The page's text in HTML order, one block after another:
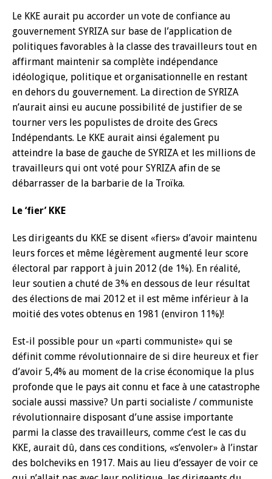
Le KKE aurait pu accorder un vote de confiance au
gouvernement SYRIZA sur base de l’application de
politiques favorables à la classe des travailleurs tout en
affirmant maintenir sa complète indépendance
idéologique, politique et organisationnelle en restant
en dehors du gouvernement. La direction de SYRIZA
n’aurait ainsi eu aucune possibilité de justifier de se
tourner vers les populistes de droite des Grecs
Indépendants. Le KKE aurait ainsi également pu
atteindre la base de gauche de SYRIZA et les millions de
travailleurs qui ont voté pour SYRIZA afin de se
débarrasser de la barbarie de la Troïka.
Le ‘fier’ KKE
Les dirigeants du KKE se disent «fiers» d’avoir maintenu
leurs forces et même légèrement augmenté leur score
électoral par rapport à juin 2012 (de 1%). En réalité,
leur soutien a chuté de 3% en dessous de leur résultat
des élections de mai 2012 et il est même inférieur à la
moitié des votes obtenus en 1981 (environ 11%)!
Est-il possible pour un «parti communiste» qui se
définit comme révolutionnaire de si dire heureux et fier
d’avoir 5,4% au moment de la crise économique la plus
profonde que le pays ait connu et face à une catastrophe
sociale aussi massive? Un parti socialiste / communiste
révolutionnaire disposant d’une assise importante
parmi la classe des travailleurs, comme c’est le cas du
KKE, aurait dû, dans ces conditions, «s’envoler» à l’instar
des bolcheviks en 1917. Mais au lieu d’essayer de voir ce